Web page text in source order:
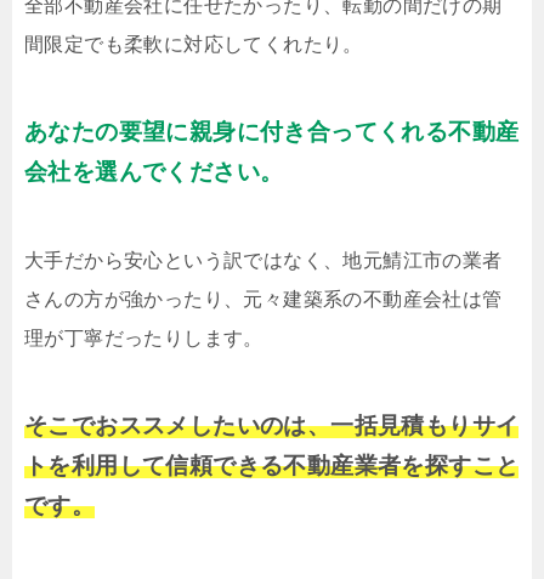
全部不動産会社に任せたかったり、転勤の間だけの期
間限定でも柔軟に対応してくれたり。
あなたの要望に親身に付き合ってくれる不動産
会社を選んでください。
大手だから安心という訳ではなく、地元鯖江市の業者
さんの方が強かったり、元々建築系の不動産会社は管
理が丁寧だったりします。
そこでおススメしたいのは、一括見積もりサイ
トを利用して信頼できる不動産業者を探すこと
です。